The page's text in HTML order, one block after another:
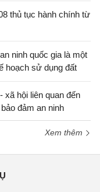
thủ tục hành chính từ
ninh quốc gia là một
hoạch sử dụng đất
xã hội liên quan đến
đảm an ninh
Xem thêm